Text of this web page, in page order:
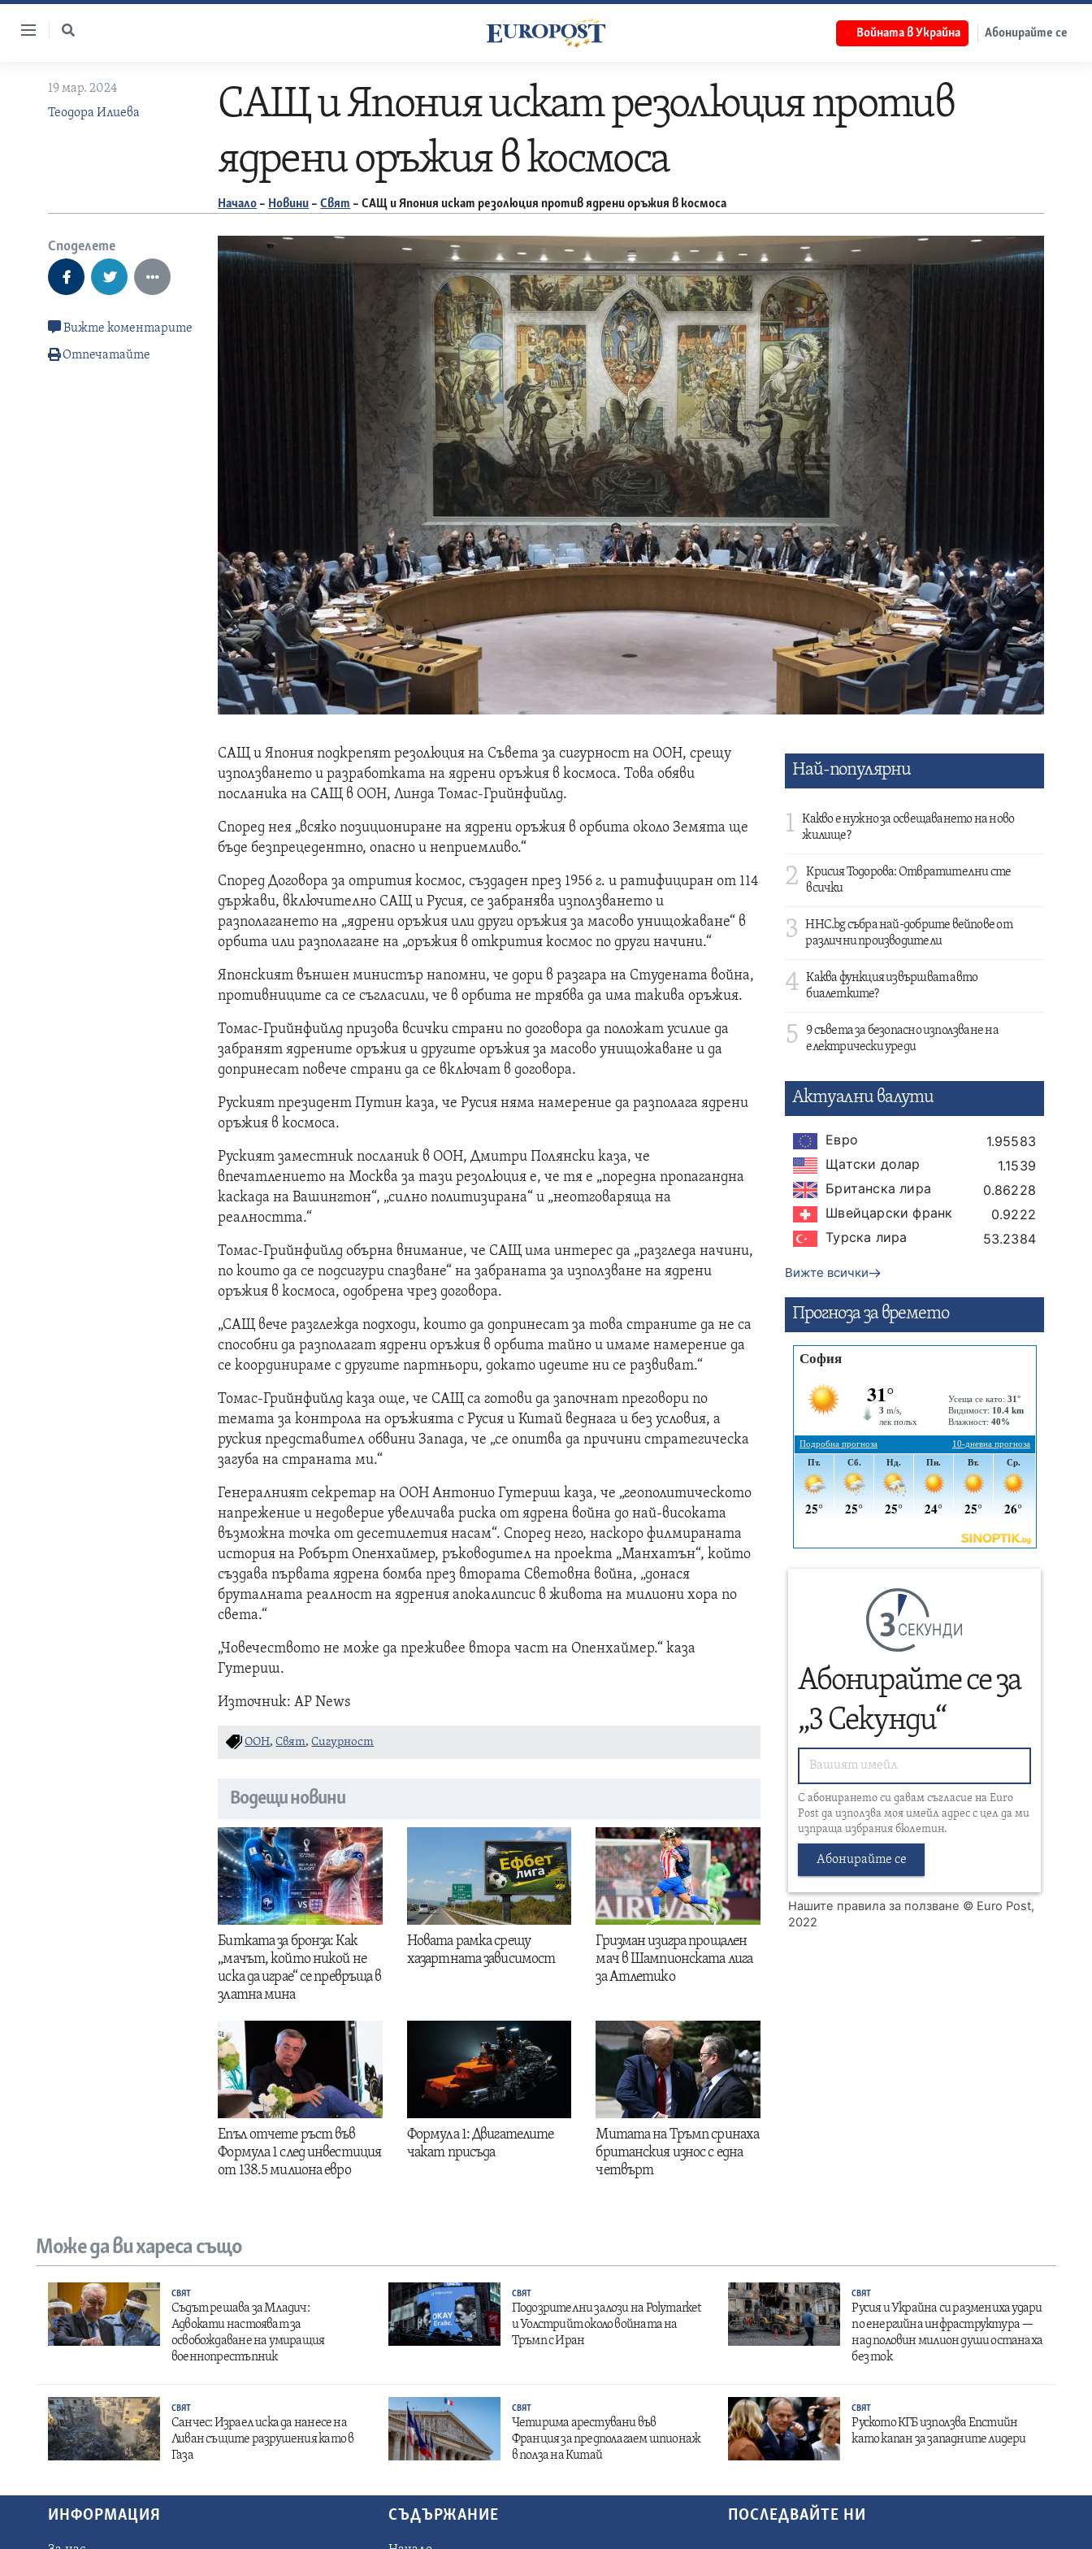
Skip
Войната в Украйна Абонирайте се
19 мар. 2024
Теодора Илиева
САЩ и Япония искат резолюция против
ядрени оръжия в космоса
Начало – Новини –Свят –САЩ и Япония искат резолюция против ядрени оръжия в космоса
Споделете
Вижте коментарите
Отпечатайте
САЩ и Япония подкрепят резолюция на Съвета за сигурност на ООН, срещу
използването и разработката на ядрени оръжия в космоса. Това обяви
посланика на САЩ в ООН, Линда Томас-Грийнфийлд.
Според нея „всяко позициониране на ядрени оръжия в орбита около Земята ще
бъде безпрецедентно, опасно и неприемливо.“
Според Договора за отрития космос, създаден през 1956 г. и ратифициран от 114
държави, включително САЩ и Русия, се забранява използването и
разполагането на „ядрени оръжия или други оръжия за масово унищожаване“ в
орбита или разполагане на „оръжия в открития космос по други начини.“
Японският външен министър напомни, че дори в разгара на Студената война,
противниците са се съгласили, че в орбита не трябва да има такива оръжия.
Томас-Грийнфийлд призова всички страни по договора да положат усилие да
забранят ядрените оръжия и другите оръжия за масово унищожаване и да
допринесат повече страни да се включат в договора.
Руският президент Путин каза, че Русия няма намерение да разполага ядрени
оръжия в космоса.
Руският заместник посланик в ООН, Дмитри Полянски каза, че
впечатлението на Москва за тази резолюция е, че тя е „поредна пропагандна
каскада на Вашингтон“, „силно политизирана“ и „неотговаряща на
реалността.“
Томас-Грийнфийлд обърна внимание, че САЩ има интерес да „разгледа начини,
по които да се подсигури спазване“ на забраната за използване на ядрени
оръжия в космоса, одобрена чрез договора.
„САЩ вече разглежда подходи, които да допринесат за това страните да не са
способни да разполагат ядрени оръжия в орбита тайно и имаме намерение да
се координираме с другите партньори, докато идеите ни се развиват.“
Томас-Грийнфийлд каза още, че САЩ са готови да започнат преговори по
темата за контрола на оръжията с Русия и Китай веднага и без условия, а
руския представител обвини Запада, че „се опитва да причини стратегическа
загуба на страната ми.“
Генералният секретар на ООН Антонио Гутериш каза, че „геополитическото
напрежение и недоверие увеличава риска от ядрена война до най-високата
възможна точка от десетилетия насам“. Според него, наскоро филмираната
история на Робърт Опенхаймер, ръководител на проекта „Манхатън“, който
създава първата ядрена бомба през втората Световна война, „донася
бруталната реалност на ядрения апокалипсис в живота на милиони хора по
света.“
„Човечеството не може да преживее втора част на Опенхаймер.“ каза
Гутериш.
Източник: AP News
ООН,Свят,Сигурност
Водещи новини
Битката за бронза: Как
„мачът, който никой не
иска да играе“ се превръща в
златна мина
Новата рамка срещу
хазартната зависимост
Гризман изигра прощален
мач в Шампионската лига
за Атлетико
Епъл отчете ръст във
Формула 1 след инвестиция
от 138.5 милиона евро
Формула 1: Двигателите
чакат присъда
Митата на Тръмп сринаха
британския износ с една
четвърт
Най-популярни
1
Какво е нужно за освещаването на ново
жилище?
2
Крисия Тодорова: Отвратителни сте
всички
3
HHC.bg събра най-добрите вейпове от
различни производители
4 Каква функция извършват авто
биалетките?
5
9 съвета за безопасно използване на
електрически уреди
Актуални валути
Евро
1.95583
Щатски долар
1.1539
Британска лира
0.86228
Швейцарски франк
0.9222
Турска лира
53.2384
Вижте всички
Прогнозa за времето
СЕКУНДИ
Абонирайте се за
„3 Секунди“
С абонирането си давам съгласие на Euro
Post да използва моя имейл адрес с цел да ми
изпраща избрания бюлетин.
Абонирайте се
Нашите правила за ползване © Euro Post,
2022
Може да ви хареса също
СВЯТ
Съдът решава за Младич:
Адвокати настояват за
освобождаване на умиращия
военнопрестъпник
СВЯТ
Подозрителни залози на Polymarket
и Уолстрийт около войната на
Тръмп с Иран
СВЯТ
Русия и Украйна си размениха удари
по енергийна инфраструктура —
над половин милион души останаха
без ток
СВЯТ
Санчес: Израел иска да нанесе на
Ливан същите разрушения като в
Газа
СВЯТ
Четирима арестувани във
Франция за предполагаем шпионаж
в полза на Китай
СВЯТ
Руското КГБ използва Епстийн
като капан за западните лидери
ИНФОРМАЦИЯ СЪДЪРЖАНИЕ ПОСЛЕДВАЙТЕ НИ